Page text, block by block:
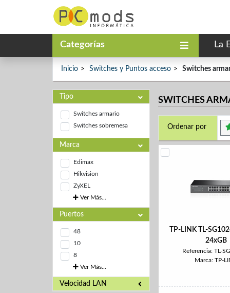
Categorías La
Inicio Switches y Puntos acceso Switches
Tipo
Switches armario
Switches sobremesa
Marca
Edimax
Hikvision
ZyXEL
Ver Más...
Puertos
48
10
8
Ver Más...
Velocidad LAN
SWITCHES
Ordenar por
TP-LINK TL-
24xGB
Referencia: TL-
Marca: TP-